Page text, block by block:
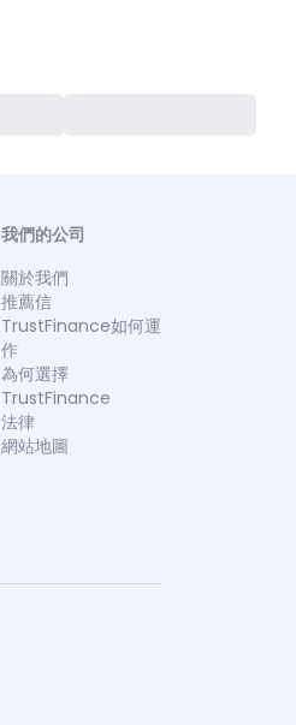
我們的公司
關於我們
推薦信
TrustFinance如何運
作
為何選擇
TrustFinance
法律
網站地圖